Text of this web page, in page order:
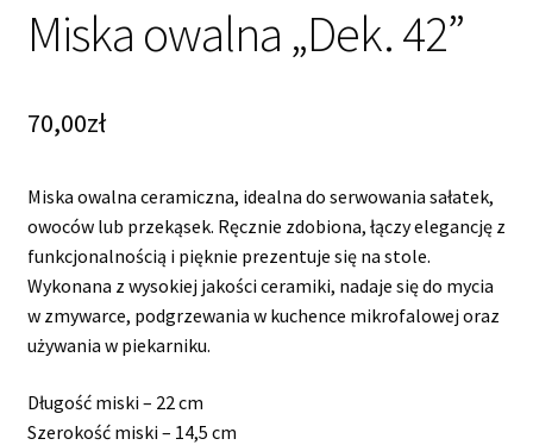
Miska owalna „Dek. 42”
70,00zł
Miska owalna ceramiczna, idealna do serwowania sałatek,
owoców lub przekąsek. Ręcznie zdobiona, łączy elegancję z
funkcjonalnością i pięknie prezentuje się na stole.
Wykonana z wysokiej jakości ceramiki, nadaje się do mycia
w zmywarce, podgrzewania w kuchence mikrofalowej oraz
używania w piekarniku.
Długość miski – 22 cm
Szerokość miski – 14,5 cm